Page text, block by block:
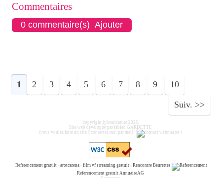
Commentaires
0 commentaire(s) Ajouter
1 2 3 4 5 6 7 8 9 10
Suiv.
copyright jybcaricature 2026
Site web développé par fabien GARDETTE
(vous voulez faire un site ? contactez moi par mail !
)
Referencement gratuit- arotcarena- film vf streaming gratuit- Rencontre Beurettes
Referencement gratuit AnnuaireAG